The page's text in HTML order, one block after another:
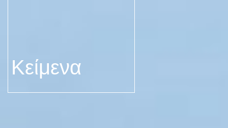
Κείμενα